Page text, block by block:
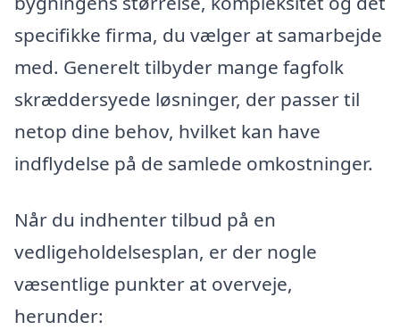
specifikke firma, du vælger at samarbejde
med. Generelt tilbyder mange fagfolk
skræddersyede løsninger, der passer til
netop dine behov, hvilket kan have
indflydelse på de samlede omkostninger.
Når du indhenter tilbud på en
vedligeholdelsesplan, er der nogle
væsentlige punkter at overveje,
herunder: